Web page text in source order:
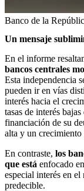
Banco de la
Un mensaje
En el informe
bancos centrales
Esta independencia
pueden ir en vías
interés hacia el
tasas de interés
financiación de su
alta y un
En contraste, los
que está enfocado
especial interés en
predecible.